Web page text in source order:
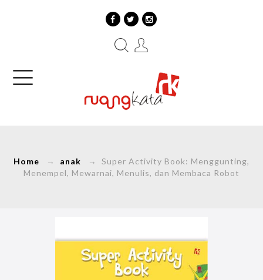
Home → anak → Super Activity Book: Menggunting,
Menempel, Mewarnai, Menulis, dan Membaca Robot